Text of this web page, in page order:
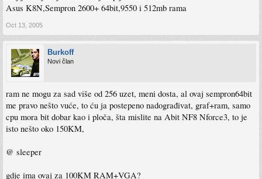
Asus K8N,Sempron 2600+ 64bit,9550 i 512mb rama
Oct 13, 2005
Burkoff
Novi član
ram ne mogu za sad više od 256 uzet, meni dosta, al ovaj sempron64bit
me pravo nešto vuće, to ću ja postepeno nadograđivat, graf+ram, samo
cpu mora bit dobar kao i ploča, šta mislite na Abit NF8 Nforce3, to je
isto nešto oko 150KM,
@ sleeper
gdje ima ovaj za 100KM RAM+VGA?